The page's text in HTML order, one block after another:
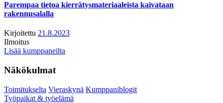
Parempaa tietoa kierrätysmateriaaleista kaivataan
rakennusalalla
Kirjoitettu 21.8.2023
Ilmoitus
Lisää kumppaneilta
Näkökulmat
Toimitukselta Vieraskynä Kumppaniblogit
Työpaikat & työelämä